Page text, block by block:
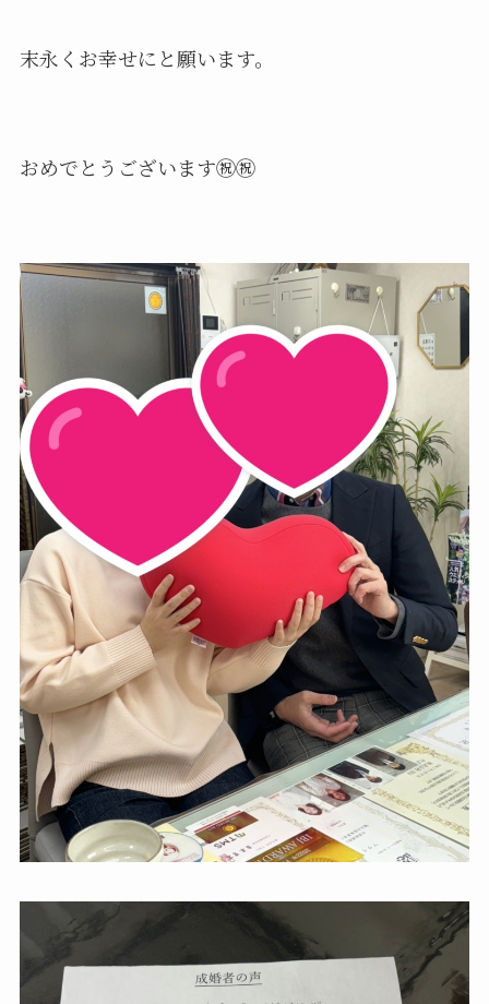
末永くお幸せにと願います。
おめでとうございます㊗️㊗️